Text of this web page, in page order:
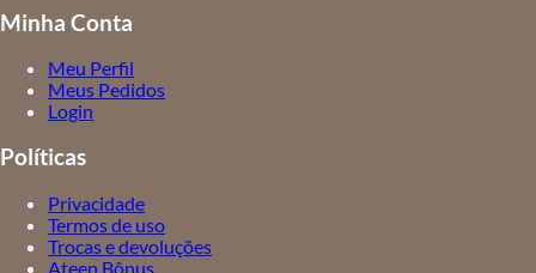
Minha Conta
Meu Perfil
Meus Pedidos
Login
Políticas
Privacidade
Termos de uso
Trocas e devoluções
Ateen Bônus